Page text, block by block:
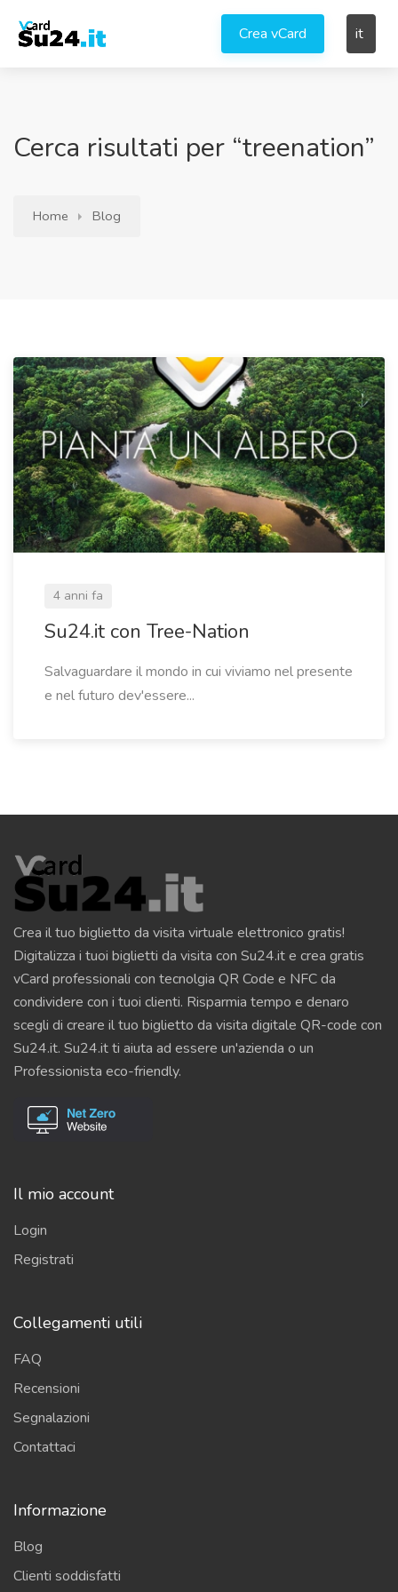
Crea vCard it
Cerca risultati per “treenation”
Home Blog
4 anni fa
Su24.it con Tree-Nation
Salvaguardare il mondo in cui viviamo nel presente
e nel futuro dev'essere...
Crea il tuo biglietto da visita virtuale elettronico gratis!
Digitalizza i tuoi biglietti da visita con Su24.it e crea gratis
vCard professionali con tecnolgia QR Code e NFC da
condividere con i tuoi clienti. Risparmia tempo e denaro
scegli di creare il tuo biglietto da visita digitale QR-code con
Su24.it. Su24.it ti aiuta ad essere un'azienda o un
Professionista eco-friendly.
Il mio account
Login
Registrati
Collegamenti utili
FAQ
Recensioni
Segnalazioni
Contattaci
Informazione
Blog
Clienti soddisfatti